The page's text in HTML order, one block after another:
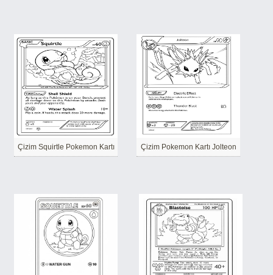
Çizim Squirtle Pokemon Kartı Çizim Pokemon Kartı Jolteon